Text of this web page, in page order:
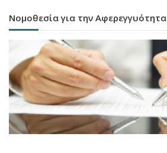
Νομοθεσία για την Αφερεγγυότητα